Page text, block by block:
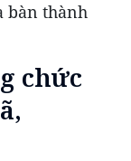
bàn thành
chức